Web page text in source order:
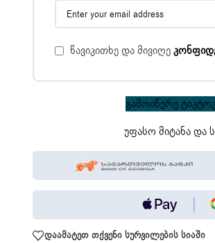
წავიკითხე და მივიღე
გამოიწერე
უფასო მიტანა და
დაამატეთ თქვენი სურვილების სიაში